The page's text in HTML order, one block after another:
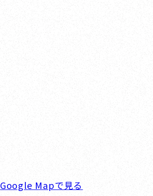
Google Mapで見る